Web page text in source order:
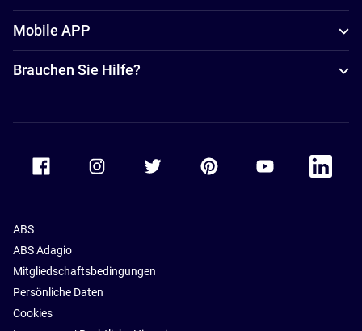
Mobile APP
Brauchen Sie Hilfe?
Accor Youtube
Accor
ABS
ABS Adagio
Mitgliedschaftsbedingungen
Persönliche Daten
Cookies